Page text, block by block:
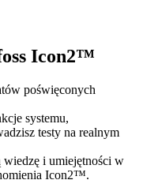
Icon2™
poświęconych
systemu,
testy na realnym
wiedzę i umiejętności w
Icon2™.